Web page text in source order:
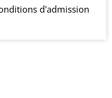
d'admission